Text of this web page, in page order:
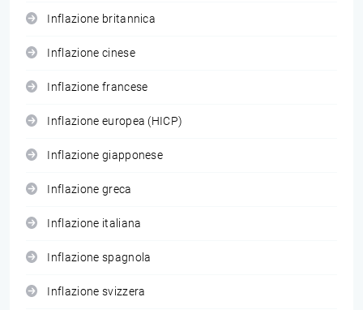
Inflazione britannica
Inflazione cinese
Inflazione francese
Inflazione europea (HICP)
Inflazione giapponese
Inflazione greca
Inflazione italiana
Inflazione spagnola
Inflazione svizzera